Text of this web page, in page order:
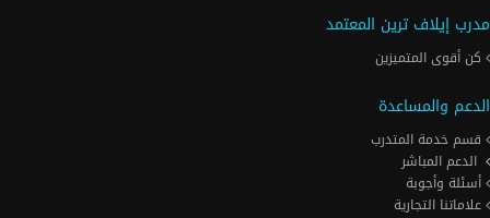
مدرب إيلاف ترين المعتمد
كن أقوى المتميزين
الدعم والمساعدة
قسم خدمة المتدرب
الدعم المباشر
أسئلة وأجوبة
علاماتنا التجارية